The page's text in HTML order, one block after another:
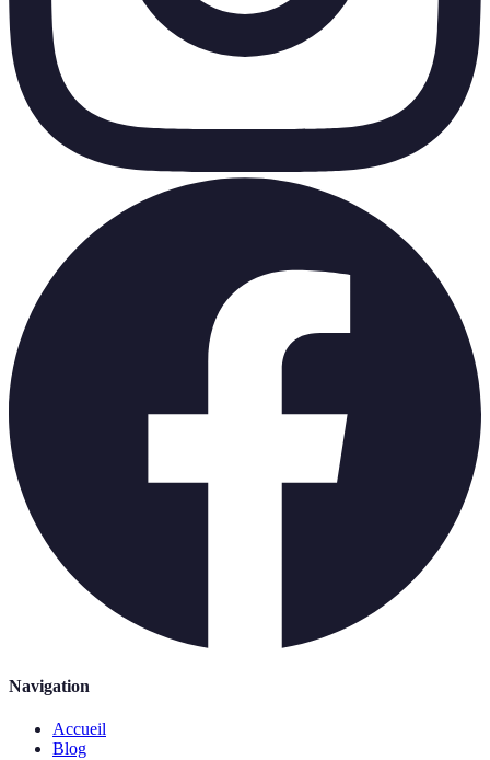
Navigation
Accueil
Blog